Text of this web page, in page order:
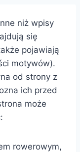
niż wpisy
się
pojawiają
motywów).
od strony z
ich przed
może
rowerowym,